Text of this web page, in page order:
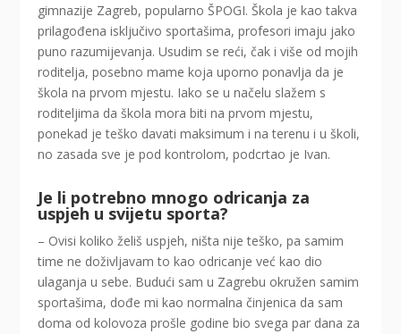
gimnazije Zagreb, popularno ŠPOGI. Škola je kao takva
prilagođena isključivo sportašima, profesori imaju jako
puno razumijevanja. Usudim se reći, čak i više od mojih
roditelja, posebno mame koja uporno ponavlja da je
škola na prvom mjestu. Iako se u načelu slažem s
roditeljima da škola mora biti na prvom mjestu,
ponekad je teško davati maksimum i na terenu i u školi,
no zasada sve je pod kontrolom, podcrtao je Ivan.
Je li potrebno mnogo odricanja za
uspjeh u svijetu sporta?
– Ovisi koliko želiš uspjeh, ništa nije teško, pa samim
time ne doživljavam to kao odricanje već kao dio
ulaganja u sebe. Budući sam u Zagrebu okružen samim
sportašima, dođe mi kao normalna činjenica da sam
doma od kolovoza prošle godine bio svega par dana za